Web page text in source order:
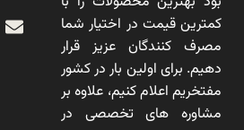
کمترین قیمت در اختیار شما
مصرف کنندگان عزیز قرار
دهیم. برای اولین بار در کشور
مفتخریم اعلام کنیم، علاوه بر
مشاوره های تخصصی در